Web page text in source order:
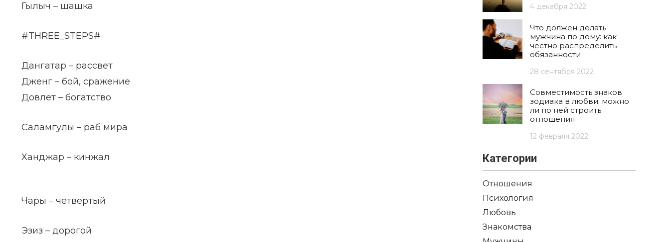
Гылыч – шашка
#THREE_STEPS#
Дангатар – рассвет
Дженг – бой, сражение
Довлет – богатство
Саламгулы – раб мира
Ханджар – кинжал
Чары – четвертый
Эзиз – дорогой
4 декабря 2022
Что должен делать
мужчина по дому: как
честно распределить
обязанности
28 сентября 2022
Совместимость знаков
зодиака в любви: можно
ли по ней строить
отношения
12 февраля 2022
Категории
Отношения
Психология
Любовь
Знакомства